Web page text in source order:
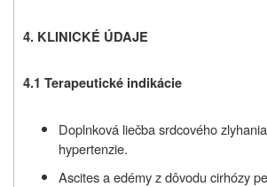
4. KLINICKÉ ÚDAJE
4.1 Terapeutické indikácie
Doplnková liečba srdcového
hypertenzie.
Ascites a edémy z dôvodu cirhózy